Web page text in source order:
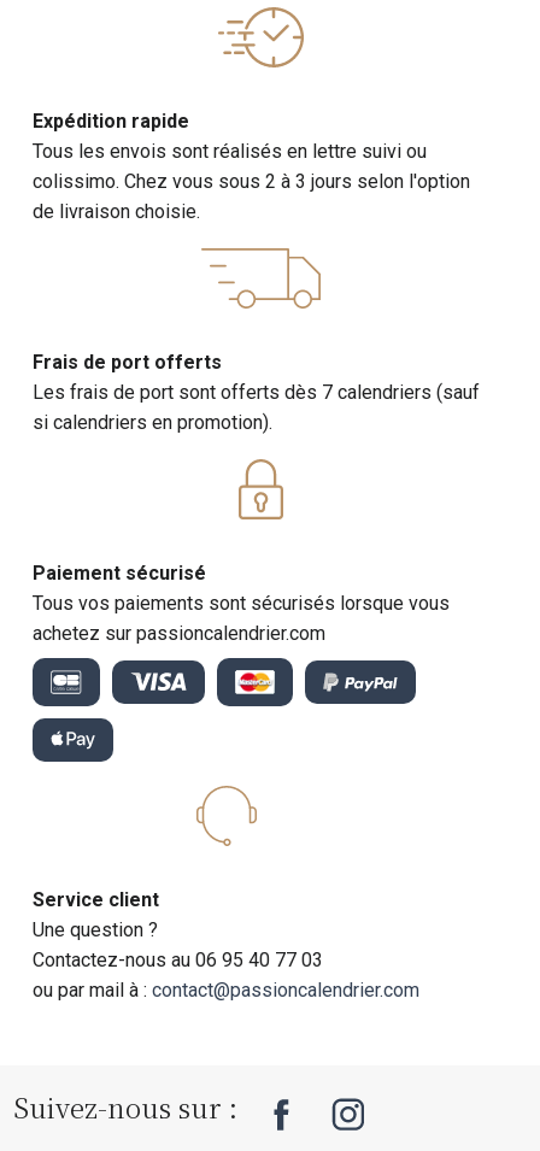
Expédition rapide
Tous les envois sont réalisés en lettre suivi ou
colissimo. Chez vous sous 2 à 3 jours selon l'option
de livraison choisie.
Frais de port offerts
Les frais de port sont offerts dès 7 calendriers (sauf
si calendriers en promotion).
Paiement sécurisé
Tous vos paiements sont sécurisés lorsque vous
achetez sur passioncalendrier.com
Service client
Une question ?
Contactez-nous au 06 95 40 77 03
ou par mail à :contact@passioncalendrier.com
Suivez-nous sur :